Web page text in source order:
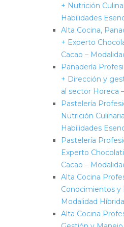
+ Nutrición
Habilidades
Alta Cocina,
+ Experto
Cacao –
Panadería
+ Dirección y
al sector Horeca
Pastelería
Nutrición
Habilidades
Pastelería
Experto
Cacao –
Alta Cocina
Conocimientos y
Modalidad Híbrida
Alta Cocina